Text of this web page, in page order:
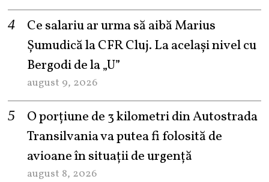
Ce salariu ar urma să aibă Marius
Șumudică la CFR Cluj. La același nivel cu
Bergodi de la „U”
august 9, 2026
O porțiune de 3 kilometri din Autostrada
Transilvania va putea fi folosită de
avioane în situații de urgență
august 8, 2026